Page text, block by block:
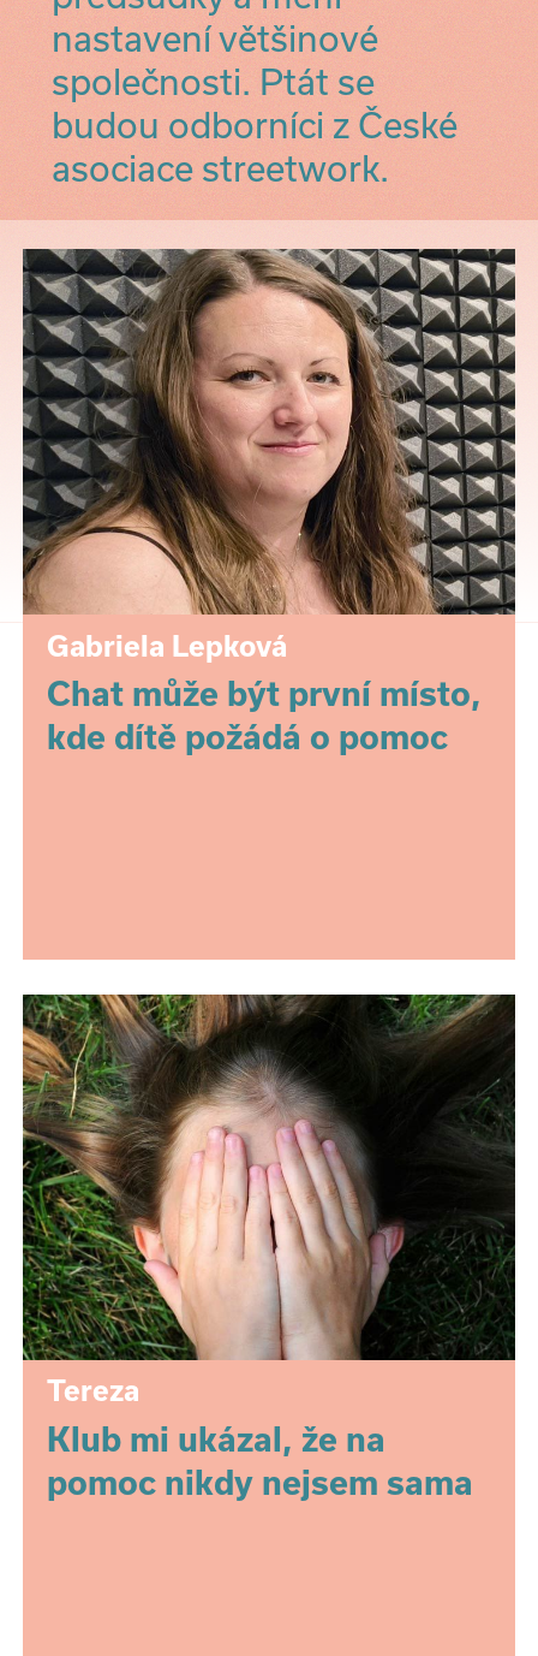
nastavení většinové
společnosti. Ptát se
budou odborníci z České
asociace streetwork.
Gabriela Lepková
Chat může být první místo,
kde dítě požádá o pomoc
Tereza
Klub mi ukázal, že na
pomoc nikdy nejsem sama